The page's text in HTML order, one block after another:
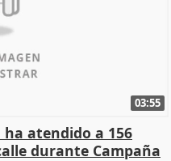
03:55
ha atendido a 156
durante Campaña